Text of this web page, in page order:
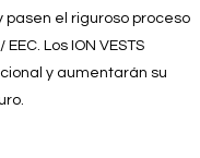
pasen el riguroso proceso
Los ION VESTS
y aumentarán su